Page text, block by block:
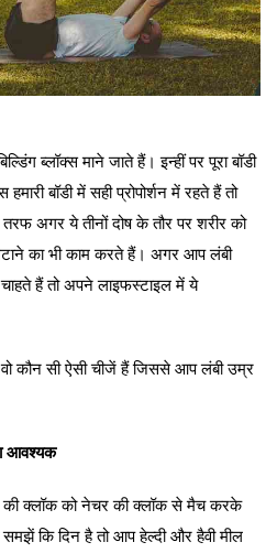
ब्लॉक्स माने जाते हैं। इन्हीं पर पूरा बॉडी
बॉडी में सही प्रोपोर्शन में रहते हैं तो
अगर ये तीनों दोष के तौर पर शरीर को
का भी काम करते हैं। अगर आप लंबी
हैं तो अपने लाइफस्टाइल में ये
कौन सी ऐसी चीजें हैं जिससे आप लंबी उम्र
आवश्यक
की क्लॉक को नेचर की क्लॉक से मैच करके
कि दिन है तो आप हेल्दी और हैवी मील